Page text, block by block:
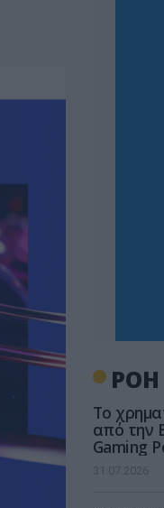
ΡΟΗ
Το
από την
Gaming
των
31.07.2026